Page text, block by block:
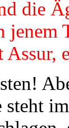
die
jenem
steht